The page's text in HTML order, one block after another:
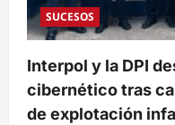
abuso
sexual
e
por
falta
de
denuncia
SUCESOS
Interpol y la DPI
cibernético tras
de explotación